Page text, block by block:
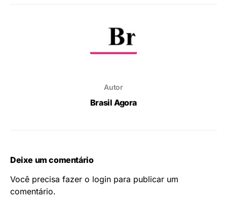
Autor
Brasil Agora
Deixe um comentário
Você precisa fazer o login para publicar um
comentário.